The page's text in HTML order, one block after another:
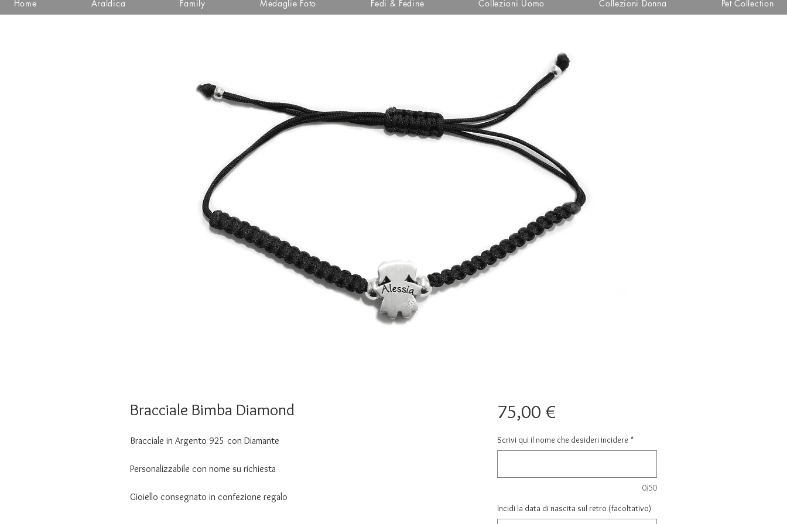
Home Araldica Family Medaglie Foto Fedi & Fedine Collezioni Uomo Collezioni Donna Pet Collection
Bracciale Bimba Diamond
Bracciale in Argento 925 con Diamante
Personalizzabile con nome su richiesta
Gioiello consegnato in confezione regalo
75,00 €Prezzo
Scrivi qui il nome che desideri incidere *
0/50
Incidi la data di nascita sul retro (facoltativo)